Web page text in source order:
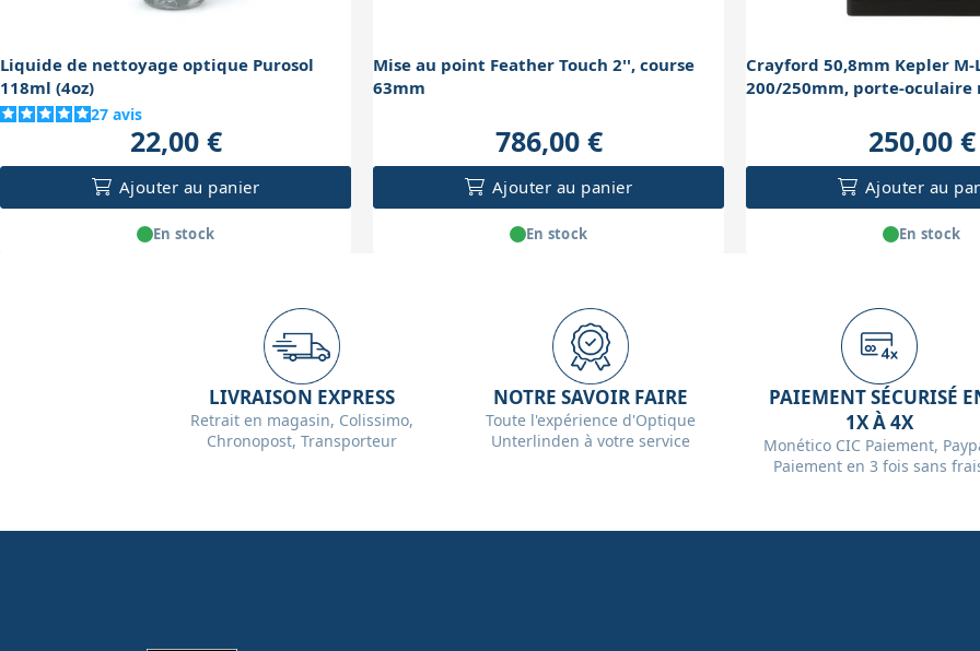
Liquide de nettoyage optique Purosol
118ml (4oz)
27 avis
22,00 €
Ajouter au panier
En stock
Mise au point Feather Touch 2'', course
63mm
786,00 €
Ajouter au panier
En stock
Crayford 50,8mm Kepler M-
200/250mm, porte-
250,00 €
Ajouter au
En stock
LIVRAISON EXPRESS
Retrait en magasin, Colissimo,
Chronopost, Transporteur
NOTRE SAVOIR FAIRE
Toute l'expérience d'Optique
Unterlinden à votre service
PAIEMENT SÉCURISÉ
1X À 4X
Monético CIC Paiement,
Paiement en 3 fois sans